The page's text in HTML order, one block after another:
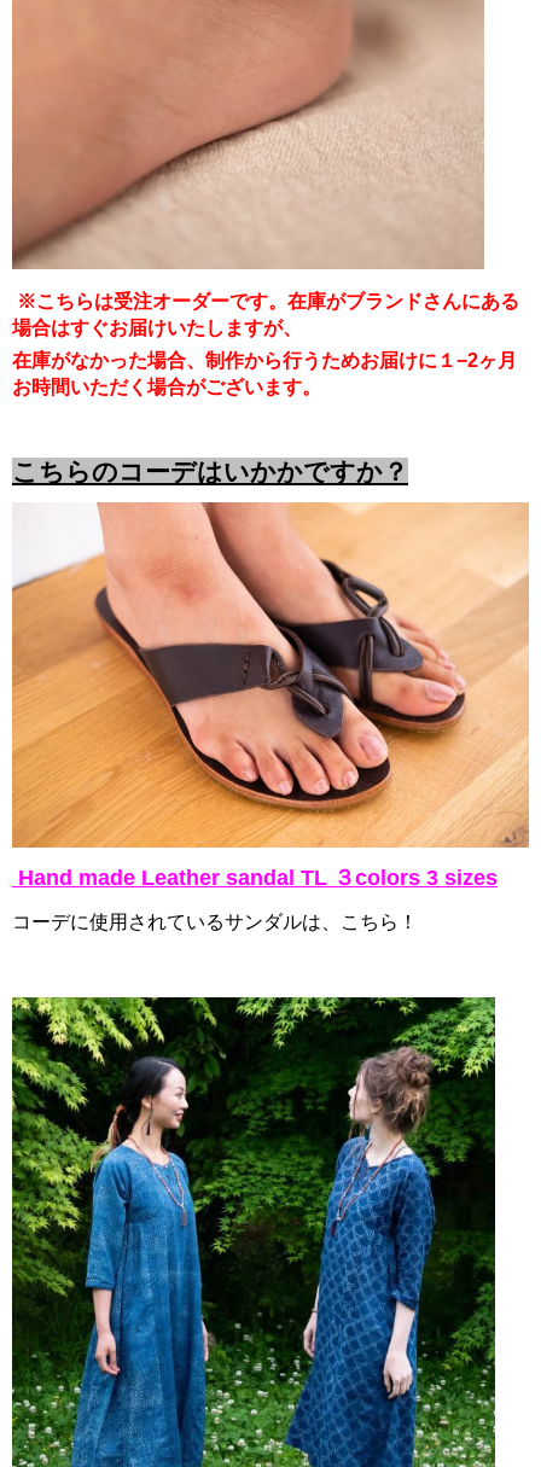
※こちらは受注オーダーです。在庫がブランドさんにある
場合はすぐお届けいたしますが、
在庫がなかった場合、制作から行うためお届けに１−2ヶ月
お時間いただく場合がございます。
こちらのコーデはいかかですか？
Hand made Leather sandal TL ３colors 3 sizes
コーデに使用されているサンダルは、こちら！